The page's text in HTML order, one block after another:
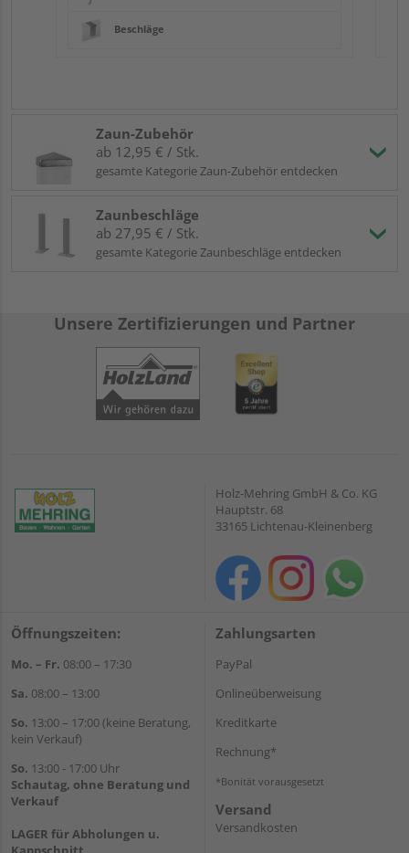
Beschläge
Zaun-Zubehör
ab 12,95 € / Stk.
gesamte Kategorie Zaun-Zubehör entdecken
Zaunbeschläge
ab 27,95 € / Stk.
gesamte Kategorie Zaunbeschläge entdecken
Unsere Zertifizierungen und Partner
Holz-Mehring GmbH & Co. KG
Hauptstr. 68
33165 Lichtenau-Kleinenberg
Öffnungszeiten:
Mo. – Fr. 08:00 – 17:30
Sa. 08:00 – 13:00
So. 13:00 – 17:00 (keine Beratung,
kein Verkauf)
So. 13:00 - 17:00 Uhr
Schautag, ohne Beratung und
Verkauf
LAGER für Abholungen u.
Zahlungsarten
PayPal
Onlineüberweisung
Kreditkarte
Rechnung*
*Bonität vorausgesetzt
Versand
Versandkosten